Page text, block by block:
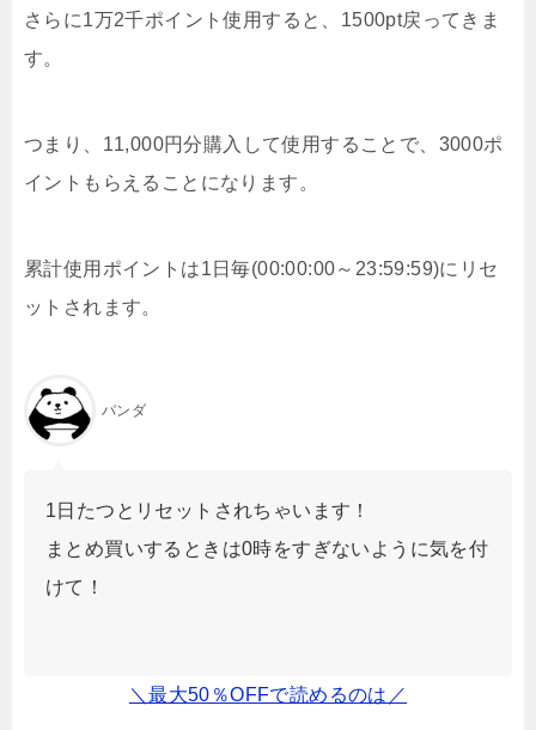
さらに1万2千ポイント使用すると、1500pt戻ってきま
す。
つまり、11,000円分購入して使用することで、3000ポ
イントもらえることになります。
累計使用ポイントは1日毎(00:00:00～23:59:59)にリセ
ットされます。
パンダ
1日たつとリセットされちゃいます！
まとめ買いするときは0時をすぎないように気を付
けて！
＼最大50％OFFで読めるのは／